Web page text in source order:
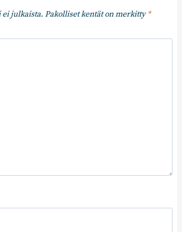
ei julkaista. Pakolliset kentät on merkitty*